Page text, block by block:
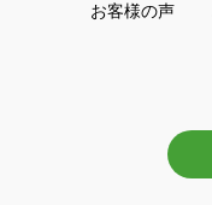
お客様の声